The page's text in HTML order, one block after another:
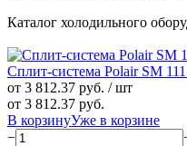
Каталог холодильного
Сплит-система Polair SM
от 3 812.37 руб. / шт
от 3 812.37 руб.
В корзинуУже в корзине
−